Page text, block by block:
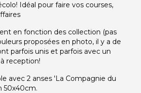
Idéal pour faire vos courses,
en fonction des collection (pas
proposées en photo, il y a de
parfois unis et parfois avec un
reception!
avec 2 anses 'La Compagnie du
50x40cm.